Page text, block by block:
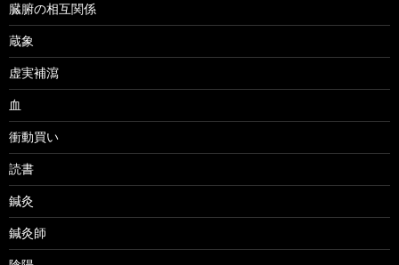
臓腑の相互関係
蔵象
虚実補瀉
血
衝動買い
読書
鍼灸
鍼灸師